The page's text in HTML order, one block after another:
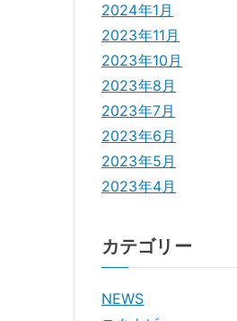
2024年1月
2023年11月
2023年10月
2023年8月
2023年7月
2023年6月
2023年5月
2023年4月
カテゴリー
NEWS